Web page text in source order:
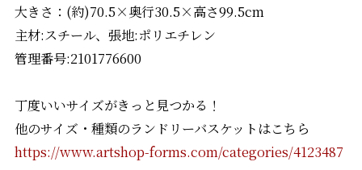
大きさ：(約)70.5×奥行30.5×高さ99.5cm
主材:スチール、張地:ポリエチレン
管理番号:2101776600
丁度いいサイズがきっと見つかる！
他のサイズ・種類のランドリーバスケットはこちら
https://www.artshop-forms.com/categories/4123487